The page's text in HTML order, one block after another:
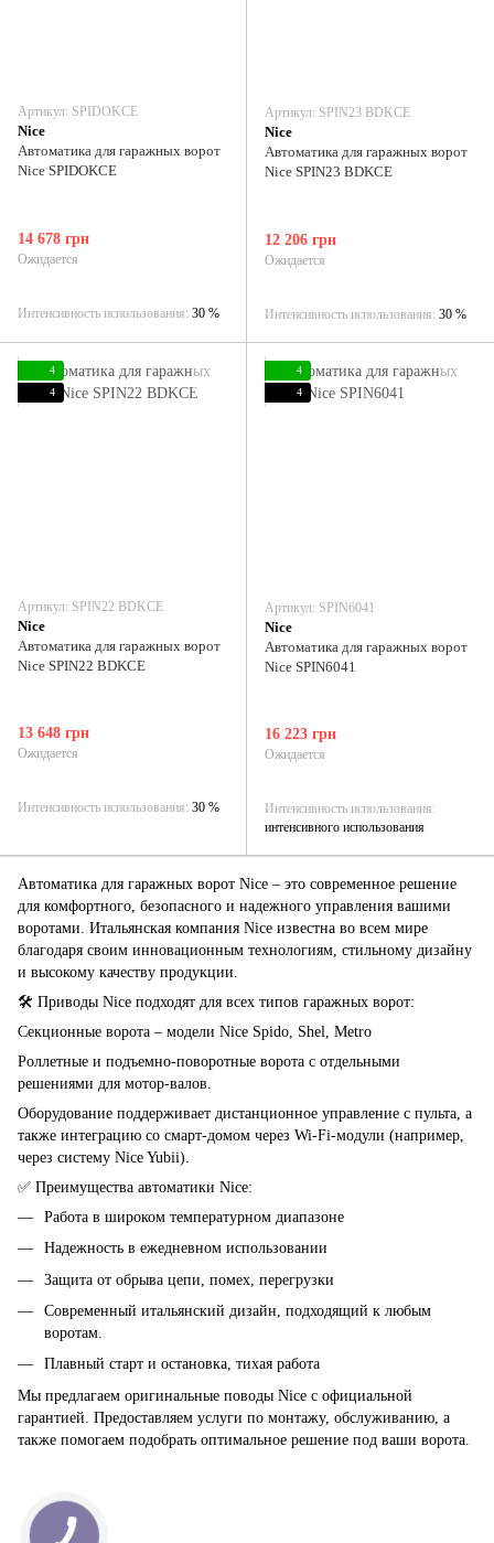
Автоматика для гаражных ворот Nice – это современное решение
для комфортного, безопасного и надежного управления вашими
воротами. Итальянская компания Nice известна во всем мире
благодаря своим инновационным технологиям, стильному дизайну
и высокому качеству продукции.
🛠 Приводы Nice подходят для всех типов гаражных ворот:
Секционные ворота – модели Nice Spido, Shel, Metro
Роллетные и подъемно-поворотные ворота с отдельными
решениями для мотор-валов.
Оборудование поддерживает дистанционное управление с пульта, а
также интеграцию со смарт-домом через Wi-Fi-модули (например,
через систему Nice Yubii).
✅ Преимущества автоматики Nice:
Работа в широком температурном диапазоне
Надежность в ежедневном использовании
Защита от обрыва цепи, помех, перегрузки
Современный итальянский дизайн, подходящий к любым
воротам.
Плавный старт и остановка, тихая работа
Мы предлагаем оригинальные поводы Nice с официальной
гарантией. Предоставляем услуги по монтажу, обслуживанию, а
также помогаем подобрать оптимальное решение под ваши ворота.
Артикул: SPIDOKCE
Nice
Автоматика для гаражных ворот
Nice SPIDOKCE
14 678 грн
Ожидается
Интенсивность использования 30 %
Артикул: SPIN23 BDKCE
Nice
Автоматика для гаражных ворот
Nice SPIN23 BDKCE
12 206 грн
Ожидается
Интенсивность использования 30 %
4
4
Артикул: SPIN22 BDKCE
Nice
Автоматика для гаражных ворот
Nice SPIN22 BDKCE
13 648 грн
Ожидается
Интенсивность использования 30 %
4
4
Артикул: SPIN6041
Nice
Автоматика для гаражных ворот
Nice SPIN6041
16 223 грн
Ожидается
Интенсивность использования
интенсивного использования